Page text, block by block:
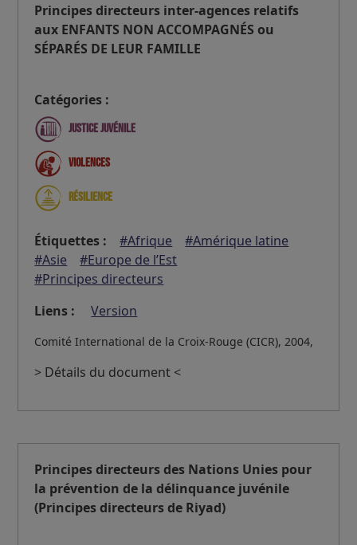
Principes directeurs inter-agences relatifs
aux ENFANTS NON ACCOMPAGNÉS ou
SÉPARÉS DE LEUR FAMILLE
Catégories :
Justice juvénile
Violences
Résilience
Étiquettes : #Afrique
#Amérique latine
#Asie
#Europe de l’Est
#Principes directeurs
Liens :
Version
Comité International de la Croix-Rouge (CICR), 2004,
> Détails du document <
Principes directeurs des Nations Unies pour
la prévention de la délinquance juvénile
(Principes directeurs de Riyad)